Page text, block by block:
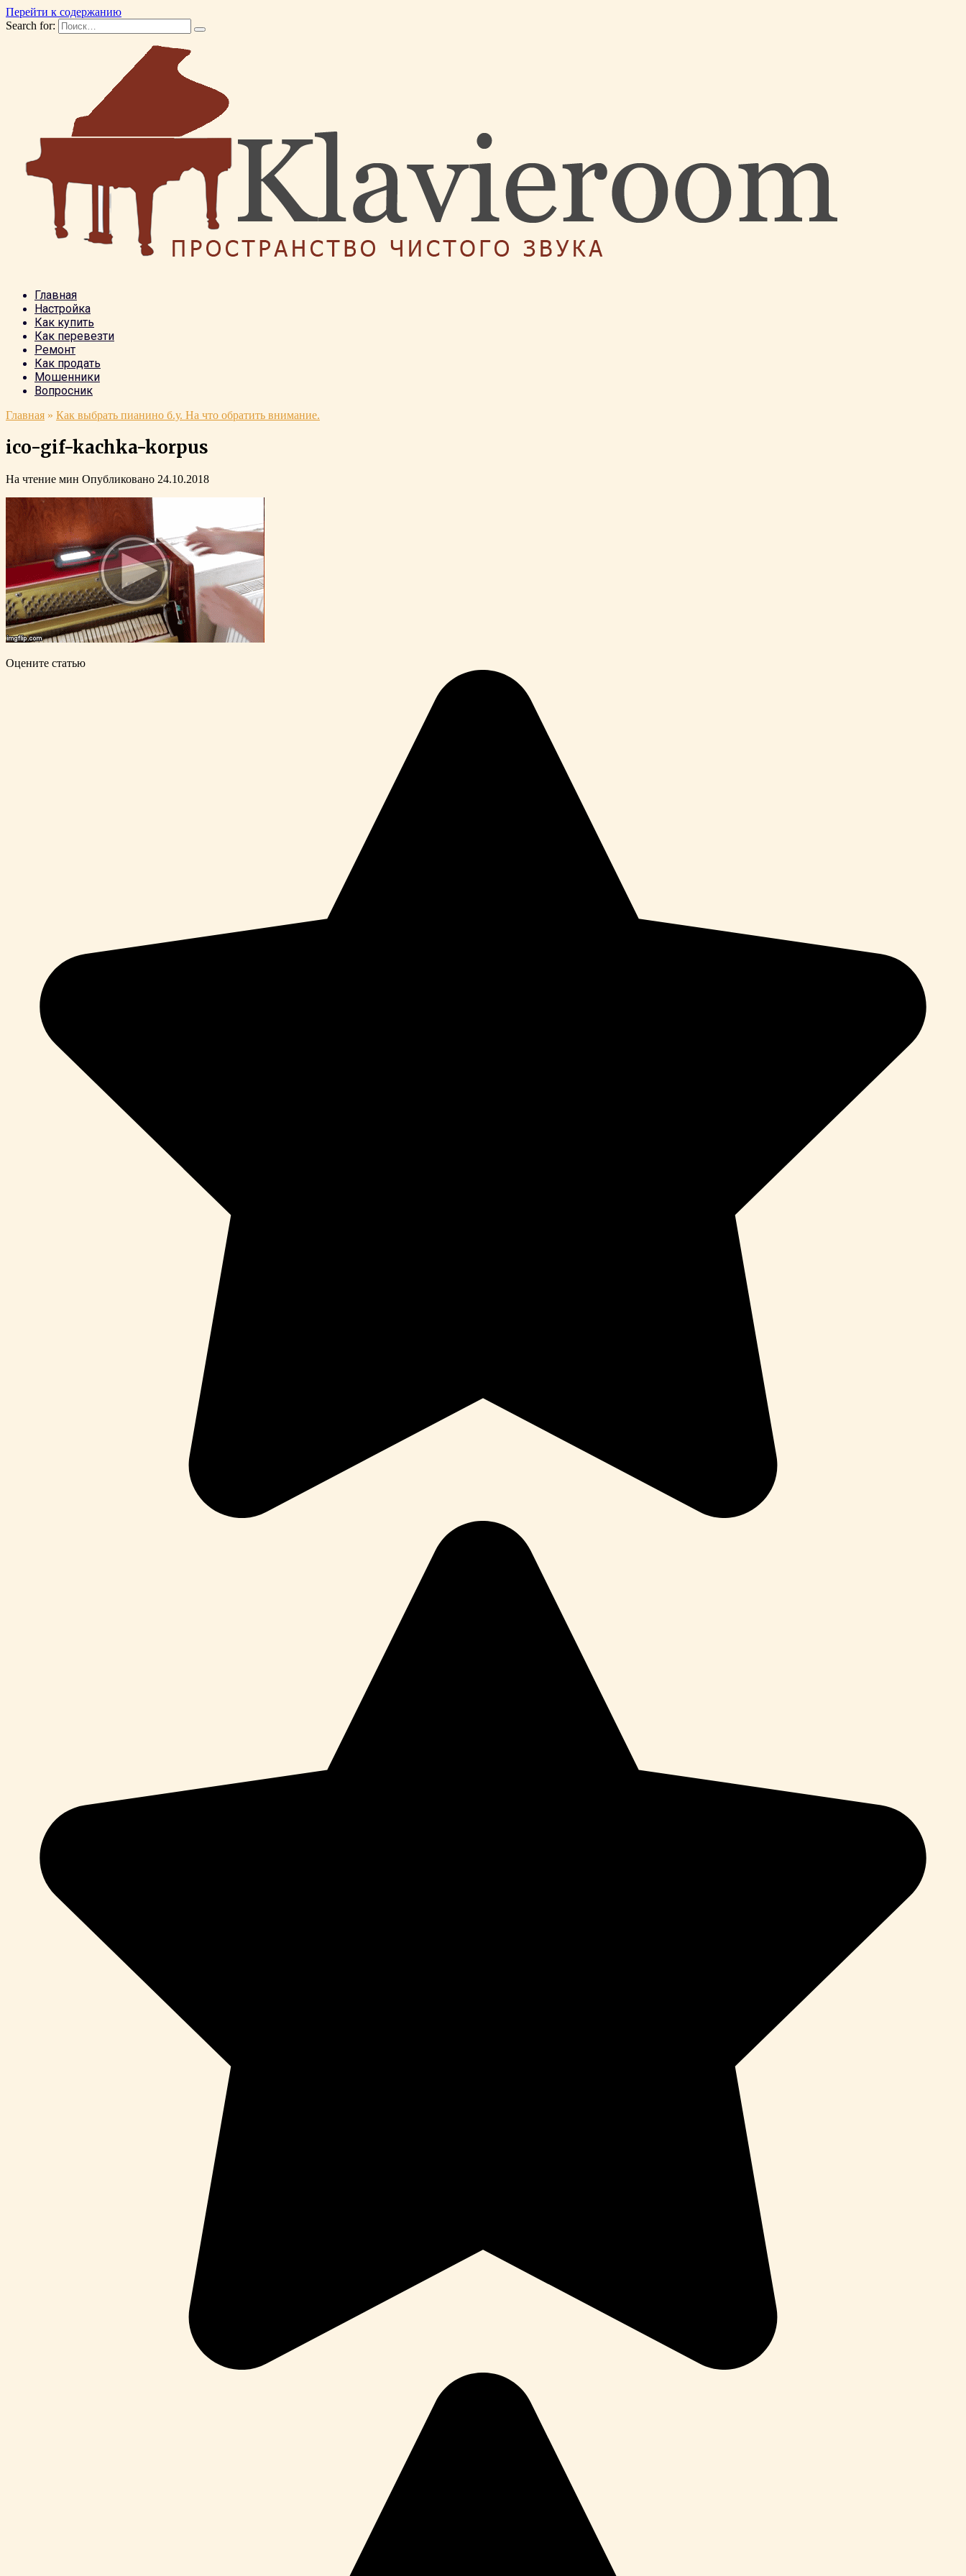
Перейти к содержанию
Search for:
Главная
Настройка
Как купить
Как перевезти
Ремонт
Как продать
Мошенники
Вопросник
Главная » Как выбрать пианино б.у. На что обратить внимание.
ico-gif-kachka-korpus
На чтение мин Опубликовано 24.10.2018
Оцените статью